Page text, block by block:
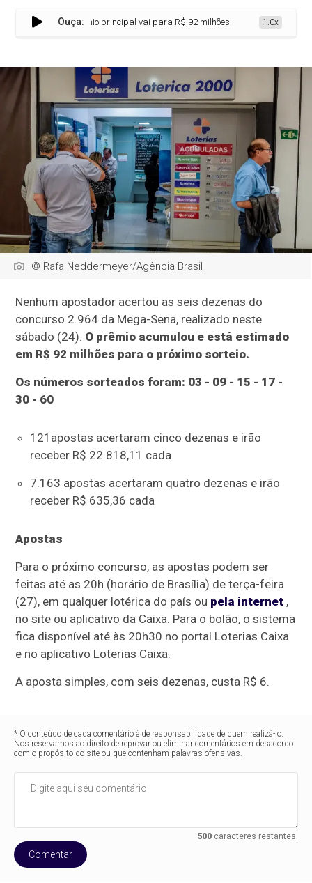
Ouça:
acumula e prêmio principal vai para R$ 92 milhões 1.0x
© Rafa Neddermeyer/Agência Brasil
Nenhum apostador acertou as seis dezenas do
concurso 2.964 da Mega-Sena, realizado neste
sábado (24). O prêmio acumulou e está estimado
em R$ 92 milhões para o próximo sorteio.
Os números sorteados foram: 03 - 09 - 15 - 17 -
30 - 60
121apostas acertaram cinco dezenas e irão
receber R$ 22.818,11 cada
7.163 apostas acertaram quatro dezenas e irão
receber R$ 635,36 cada
Apostas
Para o próximo concurso, as apostas podem ser
feitas até as 20h (horário de Brasília) de terça-feira
(27), em qualquer lotérica do país ou pela internet ,
no site ou aplicativo da Caixa. Para o bolão, o sistema
fica disponível até às 20h30 no portal Loterias Caixa
e no aplicativo Loterias Caixa.
A aposta simples, com seis dezenas, custa R$ 6.
* O conteúdo de cada comentário é de responsabilidade de quem realizá-lo.
Nos reservamos ao direito de reprovar ou eliminar comentários em desacordo
com o propósito do site ou que contenham palavras ofensivas.
500caracteres restantes.
Comentar